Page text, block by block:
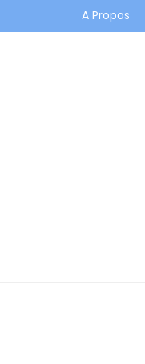
A Propos